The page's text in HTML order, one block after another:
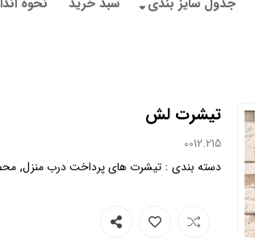
تیشرت لش
0012.215
دسته بندی : تیشرت های پرداخت درب منزل,